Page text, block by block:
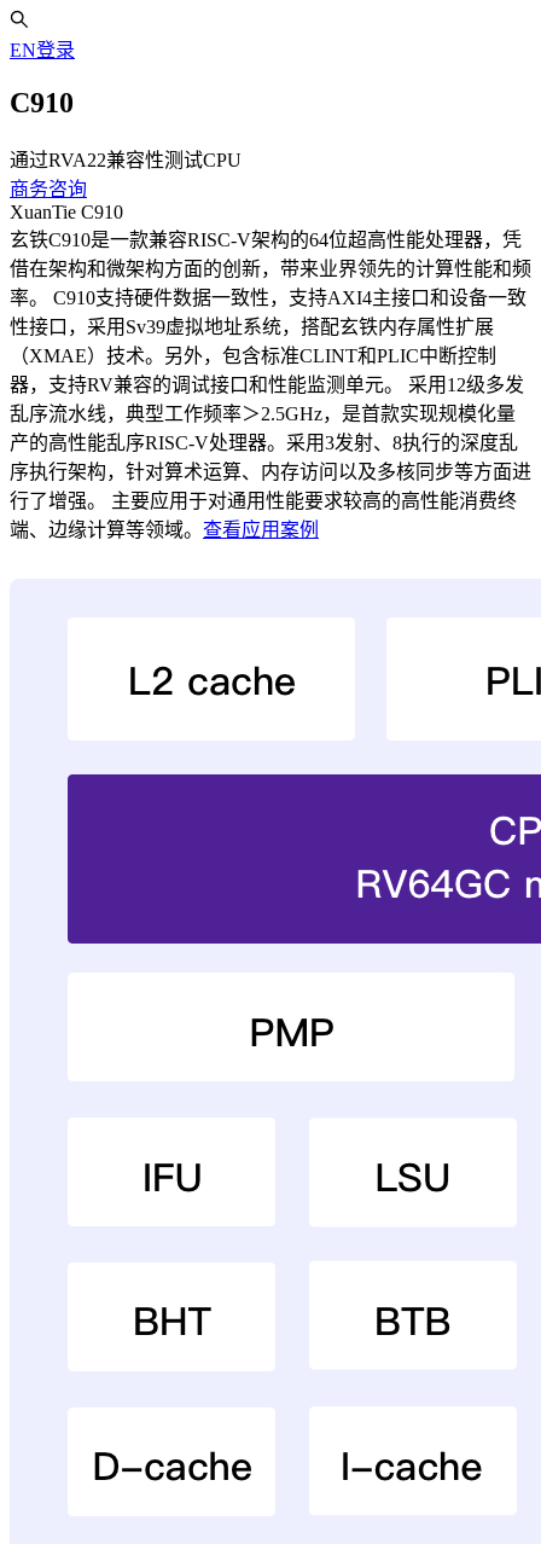
EN登录
C910
通过RVA22兼容性测试CPU
商务咨询
XuanTie C910
玄铁C910是一款兼容RISC-V架构的64位超高性能处理器，凭
借在架构和微架构方面的创新，带来业界领先的计算性能和频
率。 C910支持硬件数据一致性，支持AXI4主接口和设备一致
性接口，采用Sv39虚拟地址系统，搭配玄铁内存属性扩展
（XMAE）技术。另外，包含标准CLINT和PLIC中断控制
器，支持RV兼容的调试接口和性能监测单元。 采用12级多发
乱序流水线，典型工作频率＞2.5GHz，是首款实现规模化量
产的高性能乱序RISC-V处理器。采用3发射、8执行的深度乱
序执行架构，针对算术运算、内存访问以及多核同步等方面进
行了增强。 主要应用于对通用性能要求较高的高性能消费终
端、边缘计算等领域。 查看应用案例